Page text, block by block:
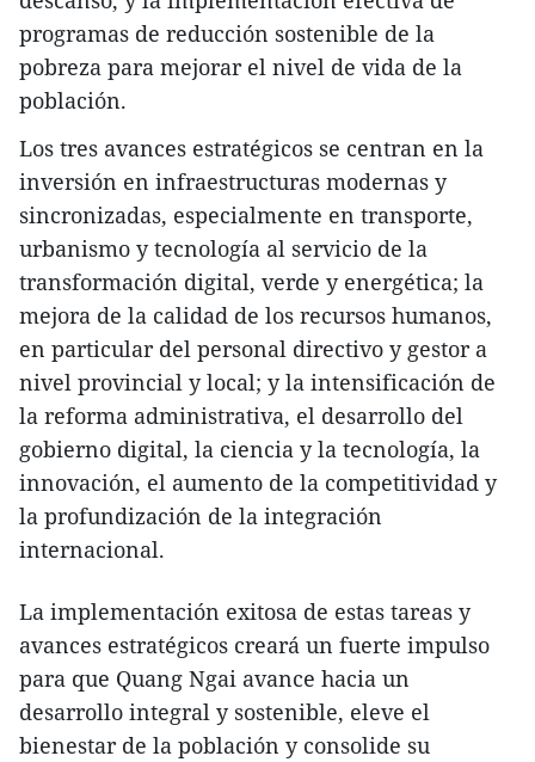
programas de reducción sostenible de la
pobreza para mejorar el nivel de vida de la
población.
Los tres avances estratégicos se centran en la
inversión en infraestructuras modernas y
sincronizadas, especialmente en transporte,
urbanismo y tecnología al servicio de la
transformación digital, verde y energética; la
mejora de la calidad de los recursos humanos,
en particular del personal directivo y gestor a
nivel provincial y local; y la intensificación de
la reforma administrativa, el desarrollo del
gobierno digital, la ciencia y la tecnología, la
innovación, el aumento de la competitividad y
la profundización de la integración
internacional.
La implementación exitosa de estas tareas y
avances estratégicos creará un fuerte impulso
para que Quang Ngai avance hacia un
desarrollo integral y sostenible, eleve el
bienestar de la población y consolide su